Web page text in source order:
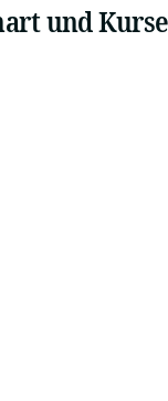
und Kurse